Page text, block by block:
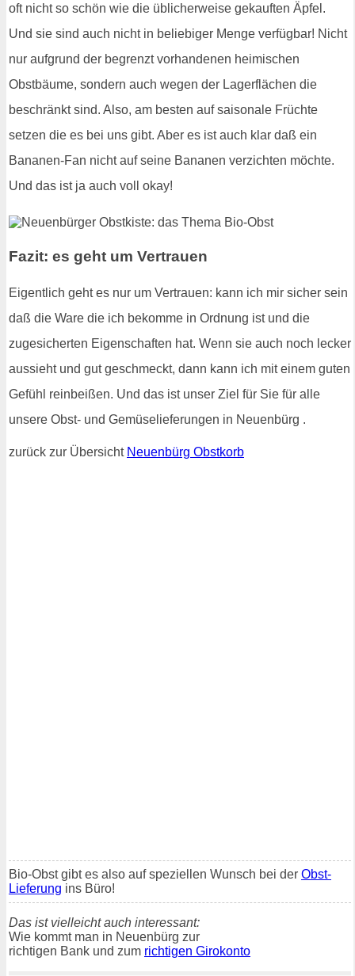
oft nicht so schön wie die üblicherweise gekauften Äpfel.
Und sie sind auch nicht in beliebiger Menge verfügbar! Nicht
nur aufgrund der begrenzt vorhandenen heimischen
Obstbäume, sondern auch wegen der Lagerflächen die
beschränkt sind. Also, am besten auf saisonale Früchte
setzen die es bei uns gibt. Aber es ist auch klar daß ein
Bananen-Fan nicht auf seine Bananen verzichten möchte.
Und das ist ja auch voll okay!
Fazit: es geht um Vertrauen
Eigentlich geht es nur um Vertrauen: kann ich mir sicher sein
daß die Ware die ich bekomme in Ordnung ist und die
zugesicherten Eigenschaften hat. Wenn sie auch noch lecker
aussieht und gut geschmeckt, dann kann ich mit einem guten
Gefühl reinbeißen. Und das ist unser Ziel für Sie für alle
unsere Obst- und Gemüselieferungen in Neuenbürg .
zurück zur Übersicht Neuenbürg Obstkorb
Bio-Obst gibt es also auf speziellen Wunsch bei der Obst-
Lieferung ins Büro!
Das ist vielleicht auch interessant:
Wie kommt man in Neuenbürg zur
richtigen Bank und zum richtigen Girokonto